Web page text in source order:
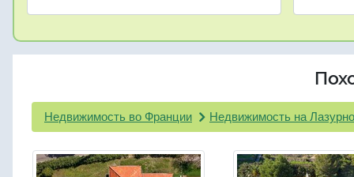
Недвижимость во Франции Недвижимость на